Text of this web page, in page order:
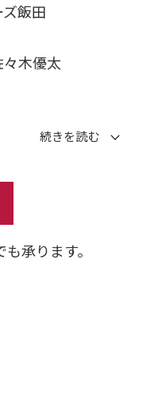
飯田
木優太
ます。
気アップする場
承ります。